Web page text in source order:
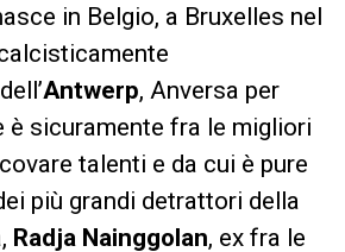
in Belgio, a Bruxelles nel
Antwerp, Anversa per
è sicuramente fra le migliori
talenti e da cui è pure
più grandi detrattori della
Radja Nainggolan, ex fra le